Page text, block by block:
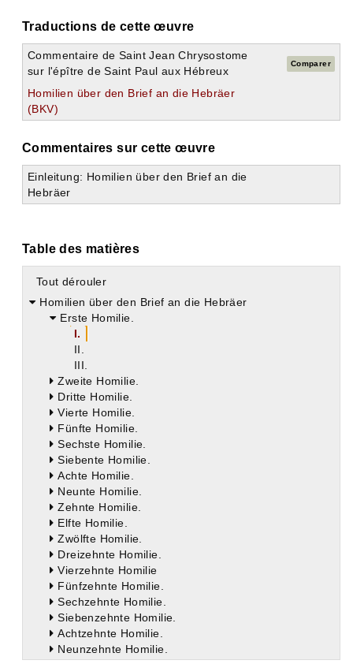
Traductions de cette œuvre
Commentaire de Saint Jean Chrysostome
sur l'épître de Saint Paul aux Hébreux
Comparer
Homilien über den Brief an die Hebräer
(BKV)
Commentaires sur cette œuvre
Einleitung: Homilien über den Brief an die
Hebräer
Table des matières
Tout dérouler
Homilien über den Brief an die Hebräer
Erste Homilie.
I.
II.
III.
Zweite Homilie.
Dritte Homilie.
Vierte Homilie.
Fünfte Homilie.
Sechste Homilie.
Siebente Homilie.
Achte Homilie.
Neunte Homilie.
Zehnte Homilie.
Elfte Homilie.
Zwölfte Homilie.
Dreizehnte Homilie.
Vierzehnte Homilie
Fünfzehnte Homilie.
Sechzehnte Homilie.
Siebenzehnte Homilie.
Achtzehnte Homilie.
Neunzehnte Homilie.